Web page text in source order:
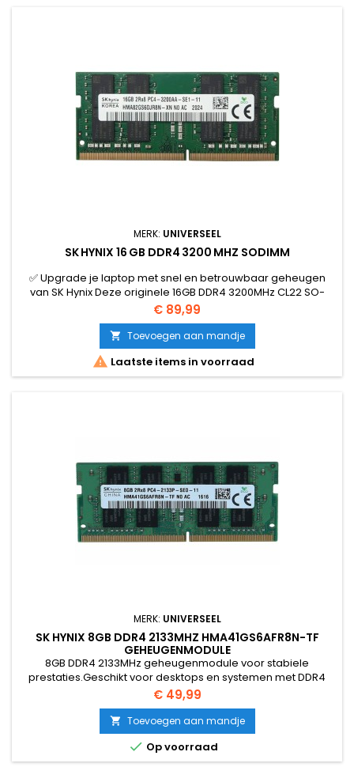
MERK: UNIVERSEEL
SK HYNIX 16 GB DDR4 3200 MHZ SODIMM
✅ Upgrade je laptop met snel en betrouwbaar geheugen
van SK Hynix Deze originele 16GB DDR4 3200MHz CL22 SO-
DIMM geheugenmodule biedt uitstekende prestaties en
compatibiliteit voor laptops, mini-pc’s en NUC-systemen.
Prijs
€ 89,99
 Toevoegen aan mandje
 Laatste items in voorraad
MERK: UNIVERSEEL
SK HYNIX 8GB DDR4 2133MHZ HMA41GS6AFR8N-TF
GEHEUGENMODULE
8GB DDR4 2133MHz geheugenmodule voor stabiele
prestaties.Geschikt voor desktops en systemen met DDR4
ondersteuning.Betrouwbare kwaliteit van SK Hynix.Ideaal als
upgrade of vervanging van bestaand geheuge
Prijs
€ 49,99
 Toevoegen aan mandje
 Op voorraad